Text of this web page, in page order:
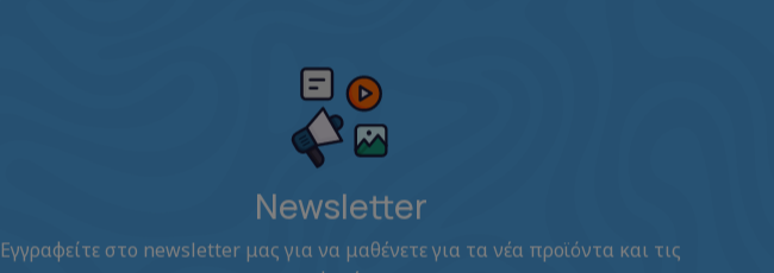
Newsletter
Εγγραφείτε στο newsletter μας για να μαθένετε για τα νέα προϊόντα και τις